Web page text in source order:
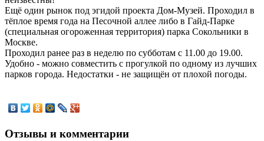
Ещё один рынок под эгидой проекта Дом-Музей. Проходил в
тёплое время года на Песочной аллее либо в Гайд-Парке
(специальная огороженная территория) парка Сокольники в
Москве.
Проходил ранее раз в неделю по субботам с 11.00 до 19.00.
Удобно - можно совместить с прогулкой по одному из лучших
парков города. Недостатки - не защищён от плохой погоды.
Отзывы и комментарии